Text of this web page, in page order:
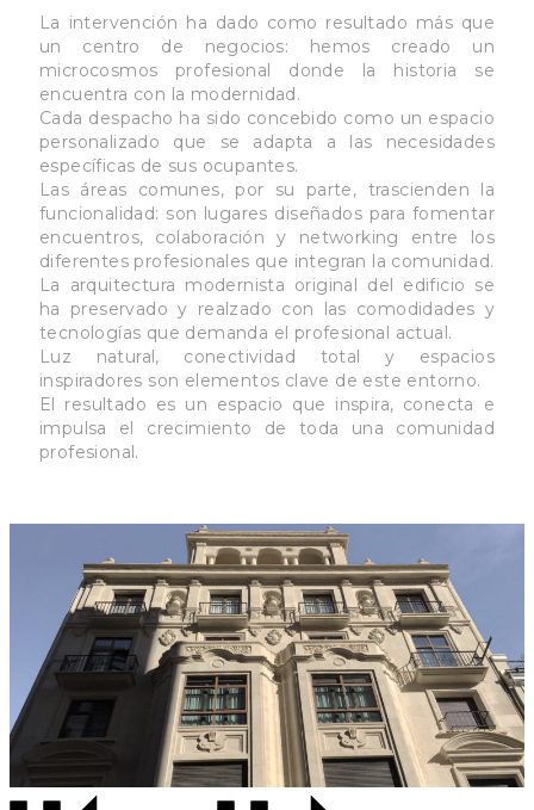
La intervención ha dado como resultado más que
un centro de negocios: hemos creado un
microcosmos profesional donde la historia se
encuentra con la modernidad.
Cada despacho ha sido concebido como un espacio
personalizado que se adapta a las necesidades
específicas de sus ocupantes.
Las áreas comunes, por su parte, trascienden la
funcionalidad: son lugares diseñados para fomentar
encuentros, colaboración y networking entre los
diferentes profesionales que integran la comunidad.
La arquitectura modernista original del edificio se
ha preservado y realzado con las comodidades y
tecnologías que demanda el profesional actual.
Luz natural, conectividad total y espacios
inspiradores son elementos clave de este entorno.
El resultado es un espacio que inspira, conecta e
impulsa el crecimiento de toda una comunidad
profesional.